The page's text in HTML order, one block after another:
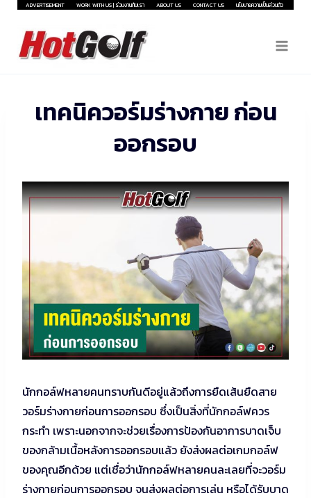
Skip
content
ADVERTISEMENT WORK WITH US | ร่วมงานกับเรา ABOUT US CONTACT US นโยบายความเป็นส่วนตัว
เทคนิควอร์มร่างกาย ก่อน
ออกรอบ
นักกอล์ฟหลายคนทราบกันดีอยู่แล้วถึงการยืดเส้นยืดสาย
วอร์มร่างกายก่อนการออกรอบ ซึ่งเป็นสิ่งที่นักกอล์ฟควร
กระทำ เพราะนอกจากจะช่วยเรื่องการป้องกันอาการบาดเจ็บ
ของกล้ามเนื้อหลังการออกรอบแล้ว ยังส่งผลต่อเกมกอล์ฟ
ของคุณอีกด้วย แต่เชื่อว่านักกอล์ฟหลายคนละเลยที่จะวอร์ม
ร่างกายก่อนการออกรอบ จนส่งผลต่อการเล่น หรือได้รับบาด